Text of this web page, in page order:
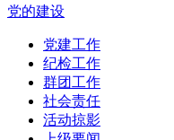
党的建设
党建工作
纪检工作
群团工作
社会责任
活动掠影